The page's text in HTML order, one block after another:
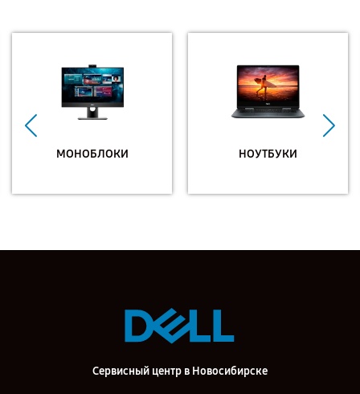
МОНОБЛОКИ НОУТБУКИ
Сервисный центр в Новосибирске